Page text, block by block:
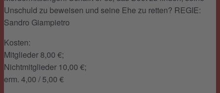
Unschuld zu beweisen und seine Ehe zu retten? REGIE:
Sandro Giampietro
Kosten:
Mitglieder 8,00 €;
Nichtmitglieder 10,00 €;
erm. 4,00 / 5,00 €